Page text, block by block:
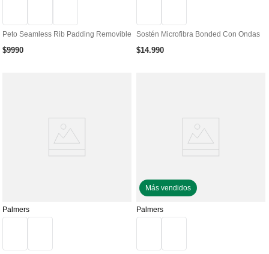
Peto Seamless Rib Padding Removible
$9990
Sostén Microfibra Bonded Con Ondas
$14.990
Palmers
Más vendidos
Palmers